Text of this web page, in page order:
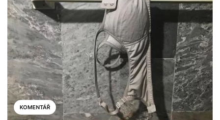
KOMENTÁŘ